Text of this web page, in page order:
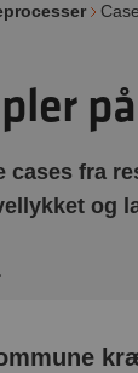
cases fra
og